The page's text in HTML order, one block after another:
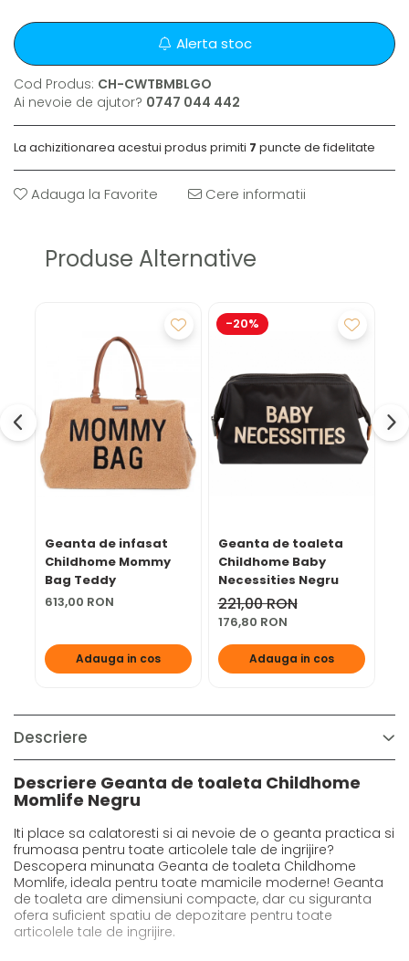
Alerta stoc
Cod Produs: CH-CWTBMBLGO
Ai nevoie de ajutor? 0747 044 442
La achizitionarea acestui produs primiti 7 puncte de fidelitate
Adauga la Favorite Cere informatii
Produse Alternative
Geanta de infasat
Childhome Mommy
Bag Teddy
613,00 RON
Adauga in cos
-20%
Geanta de toaleta
Childhome Baby
Necessities Negru
221,00 RON
176,80 RON
Adauga in cos
Descriere
Descriere Geanta de toaleta Childhome
Momlife Negru
Iti place sa calatoresti si ai nevoie de o geanta practica si
frumoasa pentru toate articolele tale de ingrijire?
Descopera minunata Geanta de toaleta Childhome
Momlife, ideala pentru toate mamicile moderne! Geanta
de toaleta are dimensiuni compacte, dar cu siguranta
ofera suficient spatiu de depozitare pentru toate
articolele tale de ingrijire.